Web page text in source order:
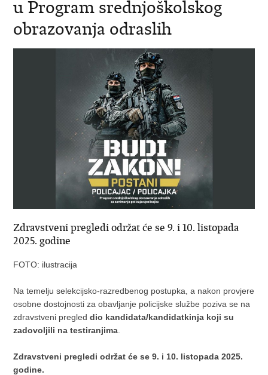
u Program srednjoškolskog
obrazovanja odraslih
Zdravstveni pregledi održat će se 9. i 10. listopada
2025. godine
FOTO: ilustracija
Na temelju selekcijsko-razredbenog postupka, a nakon provjere
osobne dostojnosti za obavljanje policijske službe poziva se na
zdravstveni pregleddio kandidata/kandidatkinja koji su
zadovoljili na testiranjima
Zdravstveni pregledi održat će se 9. i 10. listopada 2025.
godine.